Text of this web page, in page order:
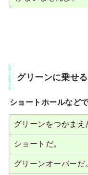
グリーンに乗せ
ショートホールなど
グリーンをつかまえ
ショートだ。
グリーンオーバーだ